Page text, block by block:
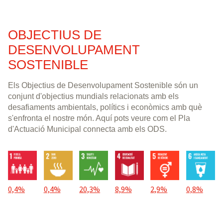
OBJECTIUS DE
DESENVOLUPAMENT
SOSTENIBLE
Els Objectius de Desenvolupament Sostenible són un
conjunt d'objectius mundials relacionats amb els
desafiaments ambientals, polítics i econòmics amb què
s'enfronta el nostre món. Aquí pots veure com el Pla
d'Actuació Municipal connecta amb els ODS.
0,4% 0,4% 20,3% 8,9% 2,9% 0,8%